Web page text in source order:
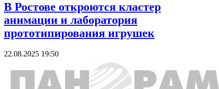
В Ростове откроются кластер
анимации и лаборатория
прототипирования игрушек
22.08.2025 19:50